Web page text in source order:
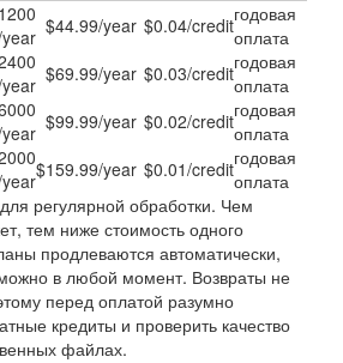
1200 $44.99/year $0.04/creditгодовая
оплата
$69.99/year $0.03/creditгодовая
оплата
$99.99/year $0.02/creditгодовая
оплата
$159.99/year $0.01/creditгодовая
оплата
регулярной обработки. Чем
тем ниже стоимость одного
продлеваются автоматически,
в любой момент. Возвраты не
перед оплатой разумно
кредиты и проверить качество
файлах.